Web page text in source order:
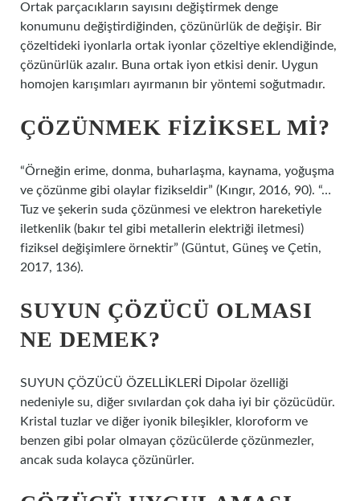
Ortak parçacıkların sayısını değiştirmek denge
konumunu değiştirdiğinden, çözünürlük de değişir. Bir
çözeltideki iyonlarla ortak iyonlar çözeltiye eklendiğinde,
çözünürlük azalır. Buna ortak iyon etkisi denir. Uygun
homojen karışımları ayırmanın bir yöntemi soğutmadır.
ÇÖZÜNMEK FIZIKSEL MI?
“Örneğin erime, donma, buharlaşma, kaynama, yoğuşma
ve çözünme gibi olaylar fizikseldir” (Kıngır, 2016, 90). “…
Tuz ve şekerin suda çözünmesi ve elektron hareketiyle
iletkenlik (bakır tel gibi metallerin elektriği iletmesi)
fiziksel değişimlere örnektir” (Güntut, Güneş ve Çetin,
2017, 136).
SUYUN ÇÖZÜCÜ OLMASI
NE DEMEK?
SUYUN ÇÖZÜCÜ ÖZELLİKLERİ Dipolar özelliği
nedeniyle su, diğer sıvılardan çok daha iyi bir çözücüdür.
Kristal tuzlar ve diğer iyonik bileşikler, kloroform ve
benzen gibi polar olmayan çözücülerde çözünmezler,
ancak suda kolayca çözünürler.